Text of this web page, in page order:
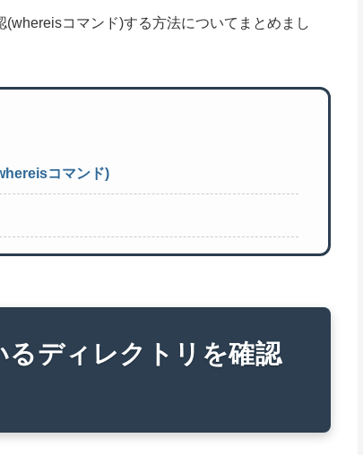
コマンド)する方法についてまとめまし
コマンド)
るディレクトリを確認